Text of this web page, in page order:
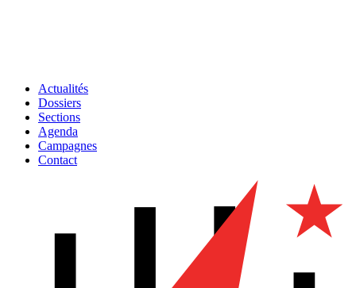
Actualités
Dossiers
Sections
Agenda
Campagnes
Contact